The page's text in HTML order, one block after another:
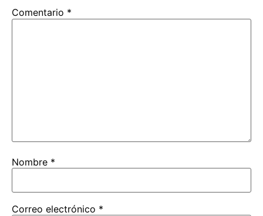
Comentario *
Nombre *
Correo electrónico *